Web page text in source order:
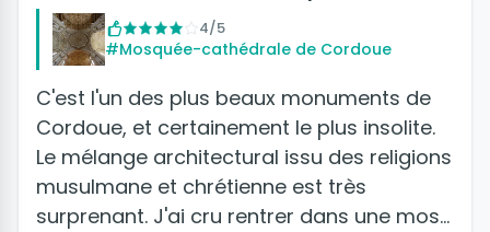
4/5
#Mosquée-cathédrale de Cordoue
C'est l'un des plus beaux monuments de
Cordoue, et certainement le plus insolite.
Le mélange architectural issu des religions
musulmane et chrétienne est très
surprenant. J'ai cru rentrer dans une mos…